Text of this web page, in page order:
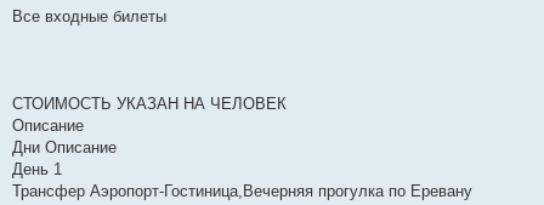
Все входные билеты
СТОИМОСТЬ УКАЗАН НА ЧЕЛОВЕК
Описание
Дни Описание
День 1
Трансфер Аэропорт-Гостиница,Вечерняя прогулка по Еревану